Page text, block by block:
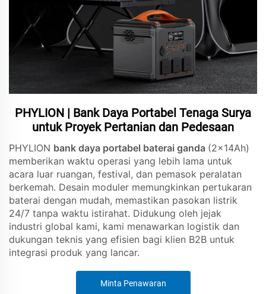
PHYLION | Bank Daya Portabel Tenaga Surya
untuk Proyek Pertanian dan Pedesaan
PHYLION bank daya portabel baterai ganda (2x14Ah)
memberikan waktu operasi yang lebih lama untuk
acara luar ruangan, festival, dan pemasok peralatan
berkemah. Desain moduler memungkinkan pertukaran
baterai dengan mudah, memastikan pasokan listrik
24/7 tanpa waktu istirahat. Didukung oleh jejak
industri global kami, kami menawarkan logistik dan
dukungan teknis yang efisien bagi klien B2B untuk
integrasi produk yang lancar.
Minta Penawaran